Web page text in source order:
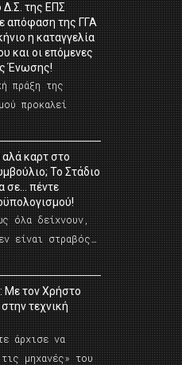
της ΕΠΣ
απόφαση της ΓΓΑ
η καταγγελία
και οι επόμενες
Ένωσης!
πράξη της
προκαλεί
αλά καρτ στο
Το Στάδιο
σε… πέντε
όλα δείχνουν,
είναι στραβός…
Με τον Χρήστο
τεχνική
άρχισε να
μηχανές» του